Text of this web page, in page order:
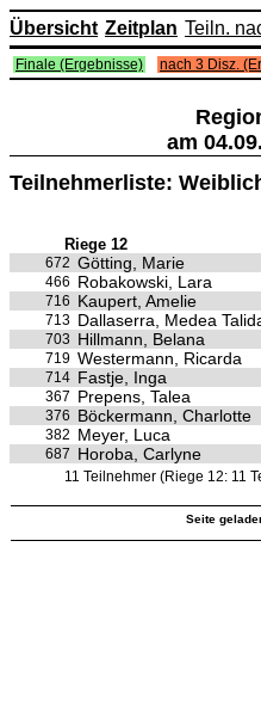
Übersicht Zeitplan Teiln.
Finale (Ergebnisse) nach 3 Disz.
am
Teilnehmerliste:
Riege 12
672 Götting, Marie
466 Robakowski, Lara
716 Kaupert, Amelie
713 Dallaserra, Medea
703 Hillmann, Belana
719 Westermann, Ricarda
714 Fastje, Inga
367 Prepens, Talea
376 Böckermann, Charlotte
382 Meyer, Luca
687 Horoba, Carlyne
11 Teilnehmer (Riege 12: 11
Seite